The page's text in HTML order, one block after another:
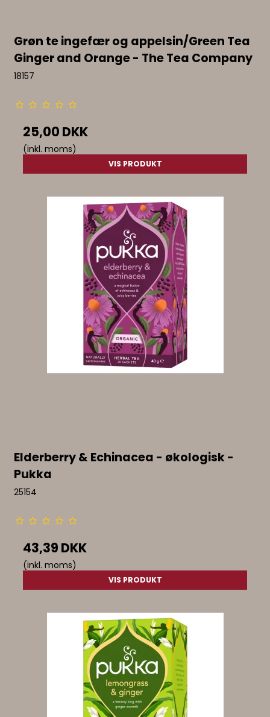
Grøn te ingefær og appelsin/Green Tea
Ginger and Orange - The Tea Company
18157
25,00 DKK
(inkl. moms)
VIS PRODUKT
Elderberry & Echinacea - økologisk -
Pukka
25154
43,39 DKK
(inkl. moms)
VIS PRODUKT